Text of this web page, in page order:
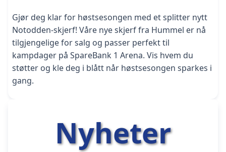
Gjør deg klar for høstsesongen med et splitter nytt
Notodden-skjerf! Våre nye skjerf fra Hummel er nå
tilgjengelige for salg og passer perfekt til
kampdager på SpareBank 1 Arena. Vis hvem du
støtter og kle deg i blått når høstsesongen sparkes i
gang.
Nyheter